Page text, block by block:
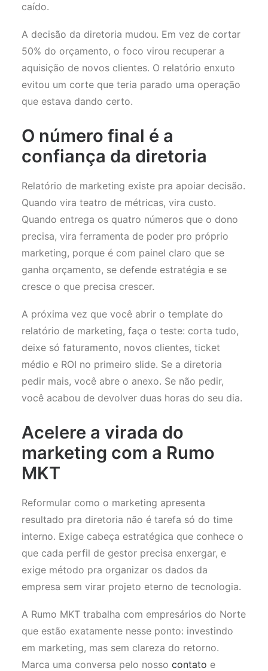
caído.
A decisão da diretoria mudou. Em vez de cortar
50% do orçamento, o foco virou recuperar a
aquisição de novos clientes. O relatório enxuto
evitou um corte que teria parado uma operação
que estava dando certo.
O número final é a
confiança da diretoria
Relatório de marketing existe pra apoiar decisão.
Quando vira teatro de métricas, vira custo.
Quando entrega os quatro números que o dono
precisa, vira ferramenta de poder pro próprio
marketing, porque é com painel claro que se
ganha orçamento, se defende estratégia e se
cresce o que precisa crescer.
A próxima vez que você abrir o template do
relatório de marketing, faça o teste: corta tudo,
deixe só faturamento, novos clientes, ticket
médio e ROI no primeiro slide. Se a diretoria
pedir mais, você abre o anexo. Se não pedir,
você acabou de devolver duas horas do seu dia.
Acelere a virada do
marketing com a Rumo
MKT
Reformular como o marketing apresenta
resultado pra diretoria não é tarefa só do time
interno. Exige cabeça estratégica que conhece o
que cada perfil de gestor precisa enxergar, e
exige método pra organizar os dados da
empresa sem virar projeto eterno de tecnologia.
A Rumo MKT trabalha com empresários do Norte
que estão exatamente nesse ponto: investindo
em marketing, mas sem clareza do retorno.
Marca uma conversa pelo nosso contato e